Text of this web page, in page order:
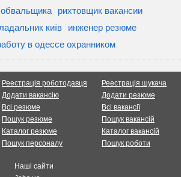
рихтовщик вакансии
київ
инженер резюме
в одессе охранником
Реестрація роботодавця
Додати вакансію
Всі резюме
Пошук резюме
Каталог резюме
Пошук персоналу
Реестрація шукача
Додати резюме
Всі вакансії
Пошук вакансій
Каталог вакансій
Пошук роботи
Наші сайти